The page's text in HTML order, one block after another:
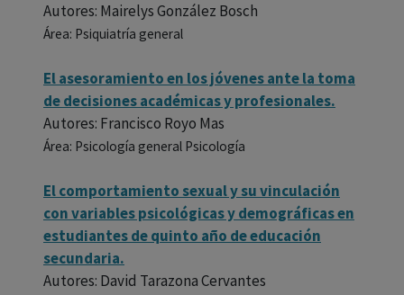
Autores: Mairelys González Bosch
Área: Psiquiatría general
El asesoramiento en los jóvenes ante la toma
de decisiones académicas y profesionales.
Autores: Francisco Royo Mas
Área: Psicología general Psicología
El comportamiento sexual y su vinculación
con variables psicológicas y demográficas en
estudiantes de quinto año de educación
secundaria.
Autores: David Tarazona Cervantes